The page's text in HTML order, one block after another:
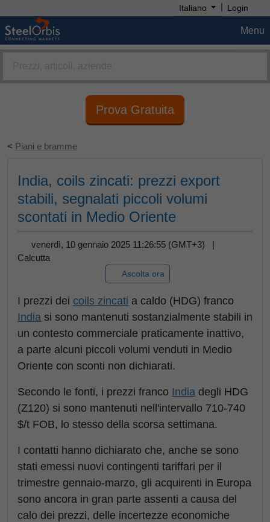
Italiano | Login
Menu
Prova Gratuita
< Piani e bramme
India, coils zincati: prezzi export
stabili, segnalati piccoli volumi
scontati in Medio Oriente
venerdì, 10 gennaio 2025 11:26:55 (GMT+3) |
Calcutta
Ascolta ora
I prezzi dei coils zincati a caldo (HDG) franco
India si sono mantenuti sostanzialmente stabili in
un contesto commerciale praticamente inattivo,
a parte alcuni piccoli volumi venduti in Medio
Oriente con sconti non dichiarati.
Secondo le fonti, i prezzi franco India degli HDG
(Z120) si sono mantenuti nell'intervallo 710-740
$/t FOB, lo stesso della scorsa settimana.
I contatti hanno dichiarato che, anche se sono
stati emessi nuovi contingenti tariffari per il
trimestre gennaio-marzo, gli acquirenti in Europa
sono ancora in gran parte assenti a causa del
calo dei prezzi, delle incertezze economiche